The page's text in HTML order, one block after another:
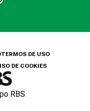
TERMOS DE USO
DE COOKIES
RBS